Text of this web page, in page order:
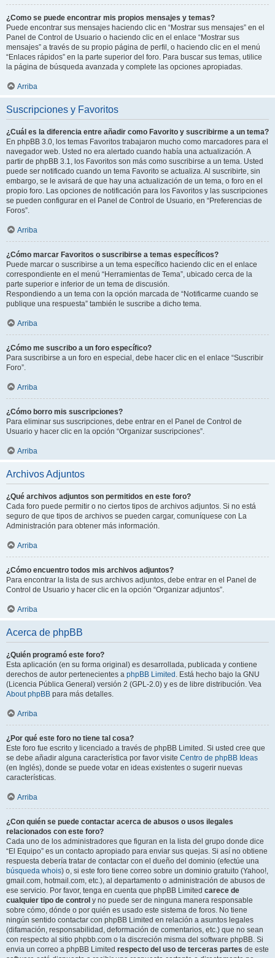
¿Como se puede encontrar mis propios mensajes y temas?
Puede encontrar sus mensajes haciendo clic en “Mostrar sus mensajes” en el
Panel de Control de Usuario o haciendo clic en el enlace “Mostrar sus
mensajes” a través de su propio página de perfil, o haciendo clic en el menú
“Enlaces rápidos” en la parte superior del foro. Para buscar sus temas, utilice
la página de búsqueda avanzada y complete las opciones apropiadas.
Arriba
Suscripciones y Favoritos
¿Cuál es la diferencia entre añadir como Favorito y suscribirme a un tema?
En phpBB 3.0, los temas Favoritos trabajaron mucho como marcadores para el
navegador web. Usted no era alertado cuando había una actualización. A
partir de phpBB 3.1, los Favoritos son más como suscribirse a un tema. Usted
puede ser notificado cuando un tema Favorito se actualiza. Al suscribirte, sin
embargo, se le avisará de que hay una actualización de un tema, o foro en el
propio foro. Las opciones de notificación para los Favoritos y las suscripciones
se pueden configurar en el Panel de Control de Usuario, en “Preferencias de
Foros”.
Arriba
¿Cómo marcar Favoritos o suscribirse a temas específicos?
Puede marcar o suscribirse a un tema específico haciendo clic en el enlace
correspondiente en el menú “Herramientas de Tema”, ubicado cerca de la
parte superior e inferior de un tema de discusión.
Respondiendo a un tema con la opción marcada de “Notificarme cuando se
publique una respuesta” también le suscribe a dicho tema.
Arriba
¿Cómo me suscribo a un foro específico?
Para suscribirse a un foro en especial, debe hacer clic en el enlace “Suscribir
Foro”.
Arriba
¿Cómo borro mis suscripciones?
Para eliminar sus suscripciones, debe entrar en el Panel de Control de
Usuario y hacer clic en la opción “Organizar suscripciones”.
Arriba
Archivos Adjuntos
¿Qué archivos adjuntos son permitidos en este foro?
Cada foro puede permitir o no ciertos tipos de archivos adjuntos. Si no está
seguro de que tipos de archivos se pueden cargar, comuníquese con La
Administración para obtener más información.
Arriba
¿Cómo encuentro todos mis archivos adjuntos?
Para encontrar la lista de sus archivos adjuntos, debe entrar en el Panel de
Control de Usuario y hacer clic en la opción “Organizar adjuntos”.
Arriba
Acerca de phpBB
¿Quién programó este foro?
Esta aplicación (en su forma original) es desarrollada, publicada y contiene
derechos de autor pertenecientes a phpBB Limited . Está hecho bajo la GNU
(Licencia Pública General) versión 2 (GPL-2.0) y es de libre distribución. Vea
About phpBB para más detalles.
Arriba
¿Por qué este foro no tiene tal cosa?
Este foro fue escrito y licenciado a través de phpBB Limited. Si usted cree que
se debe añadir alguna característica por favor visite Centro de phpBB Ideas
(en Inglés), donde se puede votar en ideas existentes o sugerir nuevas
características.
Arriba
¿Con quién se puede contactar acerca de abusos o usos ilegales
relacionados con este foro?
Cada uno de los administradores que figuran en la lista del grupo donde dice
“El Equipo” es un contacto apropiado para enviar sus quejas. Si así no obtiene
respuesta debería tratar de contactar con el dueño del dominio (efectúe una
búsqueda whois) o, si este foro tiene correo sobre un dominio gratuito (Yahoo!,
gmail.com, hotmail.com, etc.), al departamento o administración de abusos de
ese servicio. Por favor, tenga en cuenta que phpBB Limited carece de
cualquier tipo de control y no puede ser de ninguna manera responsable
sobre cómo, dónde o por quién es usado este sistema de foros. No tiene
ningún sentido contactar con phpBB Limited en relación a asuntos legales
(difamación, responsabilidad, deformación de comentarios, etc.) que no sean
con respecto al sitio phpbb.com o la discreción misma del software phpBB. Si
envia un correo a phpBB Limited respecto del uso de terceras partes de este